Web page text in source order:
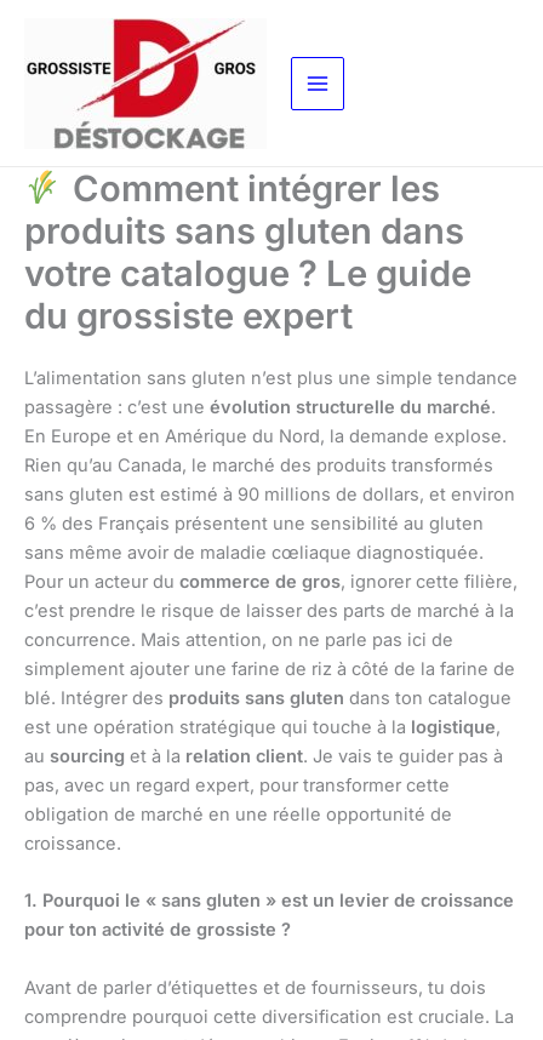
contenu
Comment intégrer les
produits sans gluten dans
votre catalogue ? Le guide
du grossiste expert
L’alimentation sans gluten n’est plus une simple tendance
passagère : c’est une évolution structurelle du marché.
En Europe et en Amérique du Nord, la demande explose.
Rien qu’au Canada, le marché des produits transformés
sans gluten est estimé à 90 millions de dollars, et environ
6 % des Français présentent une sensibilité au gluten
sans même avoir de maladie cœliaque diagnostiquée.
Pour un acteur du commerce de gros, ignorer cette filière,
c’est prendre le risque de laisser des parts de marché à la
concurrence. Mais attention, on ne parle pas ici de
simplement ajouter une farine de riz à côté de la farine de
blé. Intégrer des produits sans gluten dans ton catalogue
est une opération stratégique qui touche à la logistique,
au sourcing et à la relation client. Je vais te guider pas à
pas, avec un regard expert, pour transformer cette
obligation de marché en une réelle opportunité de
croissance.
1. Pourquoi le « sans gluten » est un levier de croissance
pour ton activité de grossiste ?
Avant de parler d’étiquettes et de fournisseurs, tu dois
comprendre pourquoi cette diversification est cruciale. La